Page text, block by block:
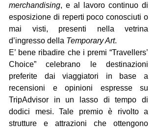
merchandising, e al lavoro continuo di
esposizione di reperti poco conosciuti o
mai visti, presenti nella vetrina
d’ingresso della Temporary Art.
E’ bene ribadire che i premi “Travellers’
Choice” celebrano le destinazioni
preferite dai viaggiatori in base a
recensioni e opinioni espresse su
TripAdvisor in un lasso di tempo di
dodici mesi. Tale premio è rivolto a
strutture e attrazioni che ottengono